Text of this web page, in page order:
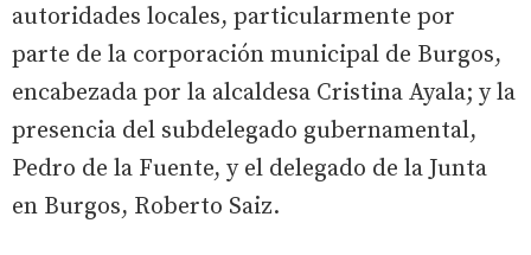
autoridades locales, particularmente por
parte de la corporación municipal de Burgos,
encabezada por la alcaldesa Cristina Ayala; y la
presencia del subdelegado gubernamental,
Pedro de la Fuente, y el delegado de la Junta
en Burgos, Roberto Saiz.